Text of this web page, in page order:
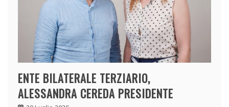
ENTE BILATERALE TERZIARIO,
ALESSANDRA CEREDA PRESIDENTE